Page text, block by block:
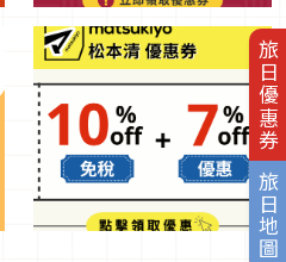
旅日優惠券
旅日地圖